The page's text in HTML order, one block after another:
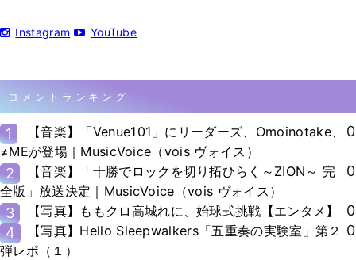
Instagram YouTube
コメントランキング
1
【音楽】「Venue101」にリーダーズ、Omoinotake、
≠MEが登場｜MusicVoice（vois ヴォイス）
0
2
【音楽】「十勝でロックを切り拓ひらく～ZION～ 完
全版」放送決定｜MusicVoice（vois ヴォイス）
0
3 【写真】ももクロ高城れに、始球式挑戦【エンタメ】
0
4
【写真】Hello Sleepwalkers「五重奏の実験室」第２
弾レポ（１）
0